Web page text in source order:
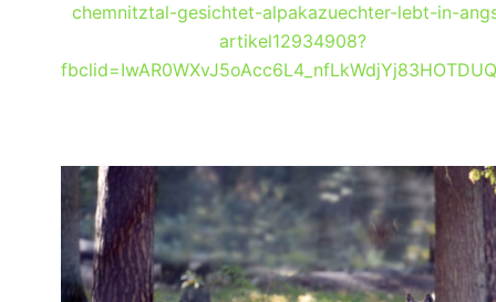
chemnitztal-gesichtet-alpakazuechter-lebt-in-
artikel12934908?